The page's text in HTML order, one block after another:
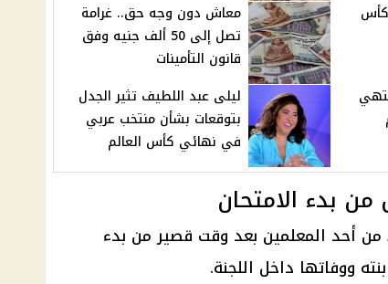
كأس
معاش دون وجه حق.. غرامة
تصل إلى 50 ألف جنيه وفق
قانون التأمينات
ليلى عبد اللطيف تثير الجدل
بتوقعات بشأن منتخب عربي
في نهائي كأس العالم
بدء الامتحان
من أحد المعلمين بعد وقت قصير من بدء
ووفاتها داخل اللجنة.